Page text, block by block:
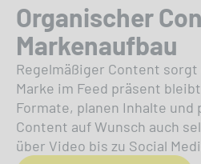
Organischer
Markenaufbau
Regelmäßiger Content
Marke im Feed präsent
Formate, planen Inhalte und
Content auf Wunsch auch
über Video bis zu Social